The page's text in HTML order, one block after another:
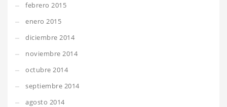
febrero 2015
enero 2015
diciembre 2014
noviembre 2014
octubre 2014
septiembre 2014
agosto 2014